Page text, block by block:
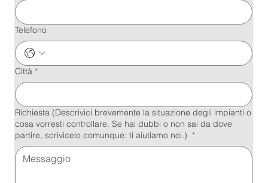
Telefono
Città *
Richiesta (Descrivici brevemente la situazione degli impianti o
cosa vorresti controllare. Se hai dubbi o non sai da dove
partire, scrivicelo comunque: ti aiutiamo noi.) *